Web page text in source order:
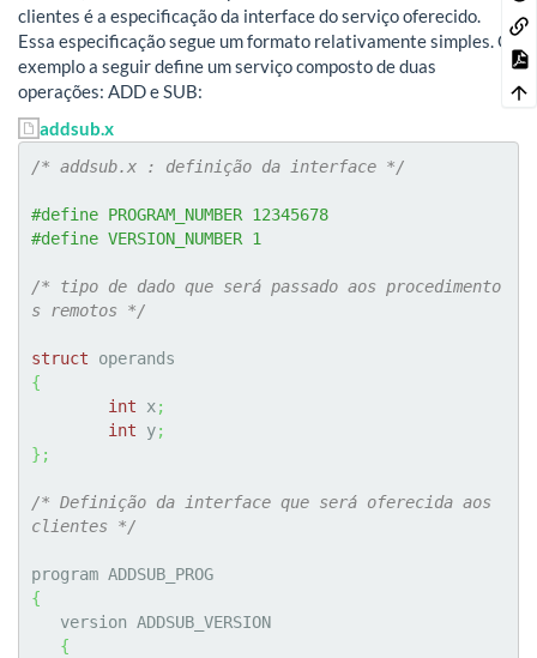
clientes é a especificação da interface do serviço oferecido.
Essa especificação segue um formato relativamente simples. O
exemplo a seguir define um serviço composto de duas
operações: ADD e SUB:
addsub.x
/* addsub.x : definição da interface */
#define PROGRAM_NUMBER 12345678
#define VERSION_NUMBER 1
/* tipo de dado que será passado aos procedimento
s remotos */
struct
{
int x;
int y;
} ;
/* Definição da interface que será oferecida aos
clientes */
{
{